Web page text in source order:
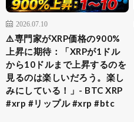
2026.07.10
⚠️専門家がXRP価格の900%
上昇に期待：「XRPが1ドル
から10ドルまで上昇するのを
見るのは楽しいだろう。楽し
みにしている！」- BTC XRP
#xrp #リップル #xrp #btc